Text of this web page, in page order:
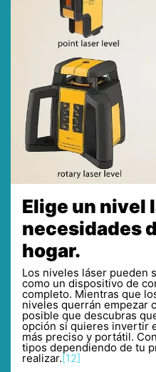
Elige un nivel
necesidades
hogar.
Los niveles láser pueden
como un dispositivo de
completo. Mientras que
niveles querrán empezar
posible que descubras
opción si quieres invertir
más preciso y portátil.
tipos dependiendo de tu
realizar.[12]